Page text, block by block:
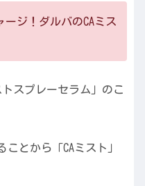
ジ！ダルバのCAミス
スプレーセラム」のこ
とから「CAミスト」